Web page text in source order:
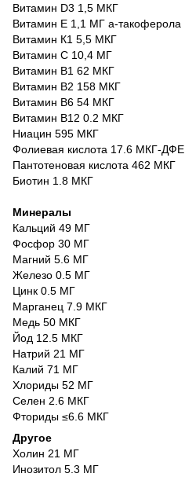
Витамин D3 1,5 МКГ
Витамин Е 1,1 МГ а-такоферола
Витамин К1 5,5 МКГ
Витамин С 10,4 МГ
Витамин В1 62 МКГ
Витамин В2 158 МКГ
Витамин В6 54 МКГ
Витамин В12 0.2 МКГ
Ниацин 595 МКГ
Фолиевая кислота 17.6 МКГ-ДФE
Пантотеновая кислота 462 МКГ
Биотин 1.8 МКГ
Минералы
Кальций 49 МГ
Фосфор 30 МГ
Магний 5.6 МГ
Железо 0.5 МГ
Цинк 0.5 МГ
Марганец 7.9 МКГ
Медь 50 МКГ
Йод 12.5 МКГ
Натрий 21 МГ
Калий 71 МГ
Хлориды 52 МГ
Селен 2.6 МКГ
Фториды ≤6.6 МКГ
Другое
Холин 21 МГ
Инозитол 5.3 МГ